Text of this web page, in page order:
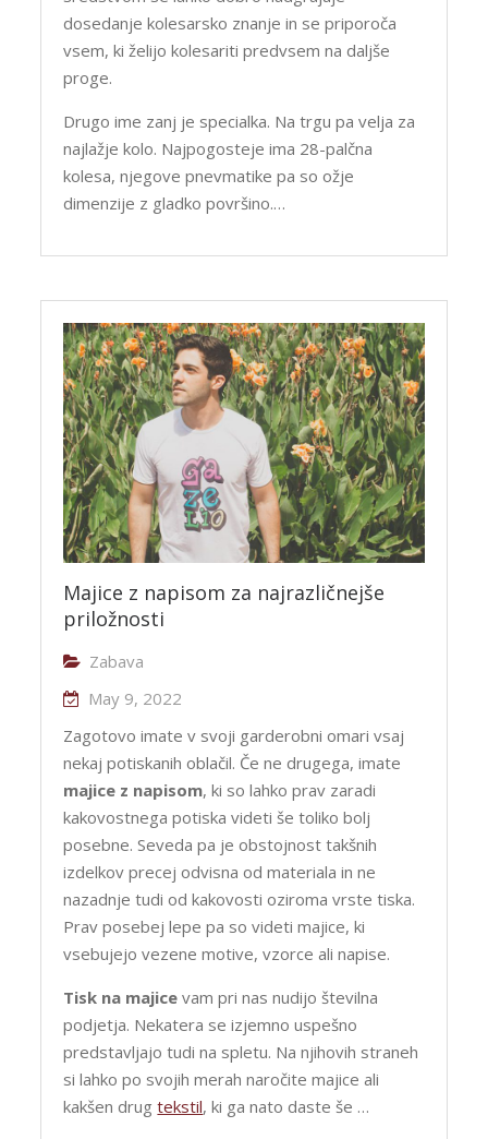
dosedanje kolesarsko znanje in se priporoča
vsem, ki želijo kolesariti predvsem na daljše
proge.
Drugo ime zanj je specialka. Na trgu pa velja za
najlažje kolo. Najpogosteje ima 28-palčna
kolesa, njegove pnevmatike pa so ožje
dimenzije z gladko površino.…
Majice z napisom za najrazličnejše
priložnosti
Zabava
May 9, 2022
Zagotovo imate v svoji garderobni omari vsaj
nekaj potiskanih oblačil. Če ne drugega, imate
majice z napisom, ki so lahko prav zaradi
kakovostnega potiska videti še toliko bolj
posebne. Seveda pa je obstojnost takšnih
izdelkov precej odvisna od materiala in ne
nazadnje tudi od kakovosti oziroma vrste tiska.
Prav posebej lepe pa so videti majice, ki
vsebujejo vezene motive, vzorce ali napise.
Tisk na majice vam pri nas nudijo številna
podjetja. Nekatera se izjemno uspešno
predstavljajo tudi na spletu. Na njihovih straneh
si lahko po svojih merah naročite majice ali
kakšen drugtekstil, ki ga nato daste še …